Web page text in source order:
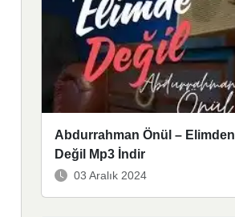
Abdurrahman Önül – Elimden
Değil Mp3 İndir
03 Aralık 2024